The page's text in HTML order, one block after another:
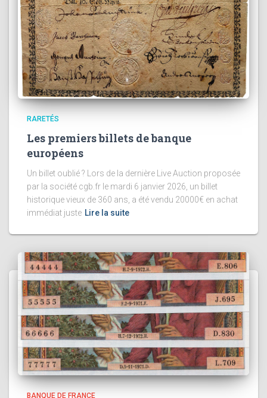
RARETÉS
Les premiers billets de banque
européens
Un billet oublié ? Lors de la dernière Live Auction proposée
par la société cgb.fr le mardi 6 janvier 2026, un billet
historique vieux de 360 ans, a été vendu 20000€ en achat
immédiat juste Lire la suite
BANQUE DE FRANCE